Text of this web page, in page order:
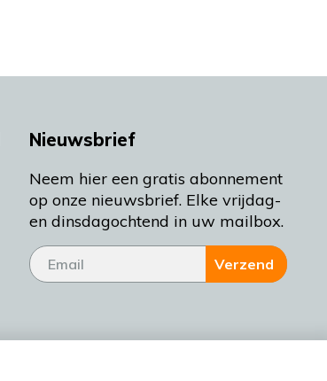
Nieuwsbrief
Neem hier een gratis abonnement
op onze nieuwsbrief. Elke vrijdag-
en dinsdagochtend in uw mailbox.
Verzend